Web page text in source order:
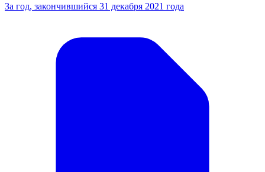
За год, закончившийся 31 декабря 2021 года